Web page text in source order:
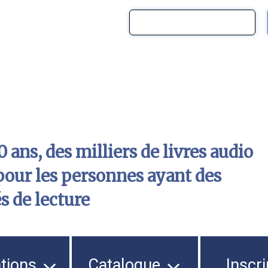
ans, des milliers de livres audio
les personnes ayant des
de lecture